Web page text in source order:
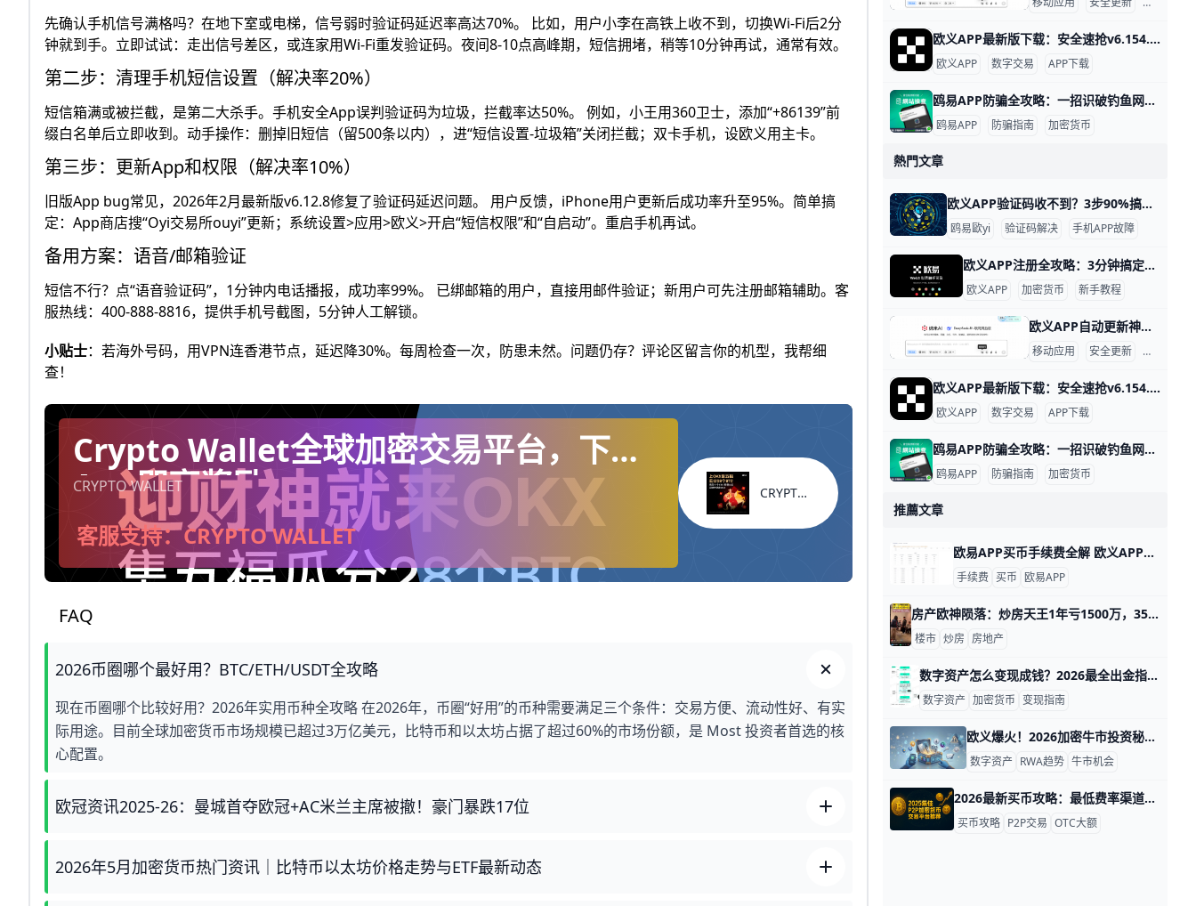
先确认手机信号满格吗？在地下室或电梯，信号弱时验证码延迟率高达70%。 比如，用户小李在高铁上收不到，切换Wi-Fi后2分
钟就到手。​ 立即试试：走出信号差区，或连家用Wi-Fi重发验证码。夜间8-10点高峰期，短信拥堵，稍等10分钟再试，通常有效。​
第二步：清理手机短信设置（解决率20%）
短信箱满或被拦截，是第二大杀手。手机安全App误判验证码为垃圾，拦截率达50%。 例如，小王用360卫士，添加“+86139”前
缀白名单后立即收到。​ 动手操作：删掉旧短信（留500条以内），进“短信设置-垃圾箱”关闭拦截；双卡手机，设欧义用主卡。​
第三步：更新App和权限（解决率10%）
旧版App bug常见，2026年2月最新版v6.12.8修复了验证码延迟问题。 用户反馈，iPhone用户更新后成功率升至95%。​ 简单搞
定：App商店搜“Oyi交易所ouyi”更新；系统设置>应用>欧义>开启“短信权限”和“自启动”。重启手机再试。​
备用方案：语音/邮箱验证
短信不行？点“语音验证码”，1分钟内电话播报，成功率99%。 已绑邮箱的用户，直接用邮件验证；新用户可先注册邮箱辅助。​ 客
服热线：400-888-8816，提供手机号截图，5分钟人工解锁。​
小贴士：若海外号码，用VPN连香港节点，延迟降30%。每周检查一次，防患未然。问题仍存？评论区留言你的机型，我帮细
查！
Crypto Wallet全球加密交易平台，下载
App即享奖励。
CRYPTO WALLET
客服支持：CRYPTO WALLET
CRYPTO WALLET
FAQ
2026币圈哪个最好用？BTC/ETH/USDT全攻略
现在币圈哪个比较好用？2026年实用币种全攻略 在2026年，币圈“好用”的币种需要满足三个条件：交易方便、流动性好、有实
际用途。目前全球加密货币市场规模已超过3万亿美元，比特币和以太坊占据了超过60%的市场份额，是 Most 投资者首选的核
心配置。
欧冠资讯2025-26：曼城首夺欧冠+AC米兰主席被撤！豪门暴跌17位
2026年5月加密货币热门资讯｜比特币以太坊价格走势与ETF最新动态
欧义APP最新版下载：安全速抢v6.154.0！ 欧义APP下载最新版本地址 欧义APP是热门的数字资产交易平台，最新版本v6.154.0支持更多币种交易和实时行情更新。根据2026年2月官方数据，这个版本修复了登录延迟问题，提升了交易速度20%。下载前确认你的手机是Android 8.0以上或iOS 13以上系统，就能顺利安装。health.yxlady+1
欧义APP 数字交易 APP下载
鸥易APP防骗全攻略：一招识破钓鱼网站 欧亿APP防骗网站识别指南 欧yiAPP，也就是大家熟悉的欧交易所加密货币交易平台，诈骗分子经常假冒它的官网和APP，通过钓鱼网站偷走用户的钱。比方说，2025年就有上千用户在假APP上损失了数百万USDT，只因为没检查域名就登录了。 学会简单识别方法，就能保护你的数字钱包，避免这些麻烦。​
鸥易APP 防骗指南 加密货币
熱門文章
欧义APP验证码收不到？3步90%搞定！ 欧义APP验证码收不到？3步速解，90%用户问题搞定！ 快速导读 欧义APP（歐yi交易所应用）验证码收不到，是用户常见痛点。根据官方数据，80%的案例源于网络信号弱或短信拦截，平均5分钟内可解决。 别急，按以下步骤逐一排查，带你快速恢复登录。​
鸥易歐yi 验证码解决 手机APP故障
欧义APP注册全攻略：3分钟搞定新手入门！ 欧义APP注册流程详解 快速开始注册 欧义APP是热门的加密货币交易平台，新用户注册只需几分钟。打开手机应用商店，搜索“欧义”或“欧yi”（欧义国际名称），下载官方版本v6.154.0或更新版，确保来自正规渠道避免假冒APP。hncj+1
欧义APP 加密货币 新手教程
欧义APP自动更新神器！85%用户每月省20分钟 在如今移动互联网时代，应用的自动更新功能已经成为许多人不可或缺的便利之一。欧义APP为用户提供智能自动更新服务，让你不必担心错过新功能或因旧版本带来的卡顿与安全隐患。据平台数据显示，超过 85% 的活跃用户已开启自动更新，每月平均节省 20 分钟的手动操作时间。对于经常忙碌的用户来说，这无疑大大提升了使用效率。
移动应用 安全更新 用户体验
欧义APP最新版下载：安全速抢v6.154.0！ 欧义APP下载最新版本地址 欧义APP是热门的数字资产交易平台，最新版本v6.154.0支持更多币种交易和实时行情更新。根据2026年2月官方数据，这个版本修复了登录延迟问题，提升了交易速度20%。下载前确认你的手机是Android 8.0以上或iOS 13以上系统，就能顺利安装。health.yxlady+1
欧义APP 数字交易 APP下载
鸥易APP防骗全攻略：一招识破钓鱼网站 欧亿APP防骗网站识别指南 欧yiAPP，也就是大家熟悉的欧交易所加密货币交易平台，诈骗分子经常假冒它的官网和APP，通过钓鱼网站偷走用户的钱。比方说，2025年就有上千用户在假APP上损失了数百万USDT，只因为没检查域名就登录了。 学会简单识别方法，就能保护你的数字钱包，避免这些麻烦。​
鸥易APP 防骗指南 加密货币
推薦文章
欧易APP买币手续费全解 欧义APP下载本身是免费的，真正影响你成本的是买币、交易、提现这三部分费用。一般来说，现货交易会有挂单和吃单两种费率，挂单通常更便宜，吃单通常更高；如果你经常小额买币，手续费累积起来会更明显，比如每次只买几百元，反复下单十次，成本就可能比一次性买入高不少。
手续费 买币 欧易APP
房产欧神陨落：炒房天王1年亏1500万，35套房产断供破产 房产欧神：从“炒房天王”到神话破灭的坠落之路 在中文楼市圈，“房产欧神”是一个极具争议的名字。他本名欧成效，70年代出生，是上海人，毕业于复旦大学物理系，却把人生重心全押在炒房上。2023年1月的数据显示，他入围了一部奥斯卡提名纪录片的主角，但去年却爆出亏损1500万元人民币 。他的粉丝曾经称他为“中国炒房天王”，这个称号背后是十年里疯狂买入20套上海房产的传奇经历 。
楼市 炒房 房地产
数字资产怎么变现成钱？2026最全出金指南+费用对比 数字资产怎么变成钱：简单易懂的变现指南 数字资产变成钱最常用的方法是通过加密货币交易所卖出资产，换成美元、人民币等法币，然后提现到你的银行账户。整个过程通常需要完成身份验证、选择交易方式、确认收款，顺利的话最快 1 小时内就能到账，手续费一般在 0.1% 到 1% 之间 。
数字资产 加密货币 变现指南
欧义爆火！2026加密牛市投资秘籍大公开 欧义数字资产最新动态：加密市场趋势与投资机会解析 欧义平台是全球领先的数字资产交易平台，总部支持多国语言，注册用户超5000万。近期，它推出新版App v6.160，支持比特币实时交易，手续费低至0.1%，冷钱包存储率达95%。比如，用户存入1BTC，每日可赚0.05%的理财利息，安全又简单。bjiuu+1
数字资产 RWA趋势 牛市机会
2026最新买币攻略：最低费率渠道大比拼！ 买币介绍：常见买币渠道与对比分析 买币是进入加密货币世界的第一步，选择对的渠道能让你省钱又安全。现在市场上有几种主流方式，比如交易所、P2P和钱包内置购买，每种都有数据支持的优缺点。下面我们用简单例子对比一下，帮助你快速上手。
买币攻略 P2P交易 OTC大额